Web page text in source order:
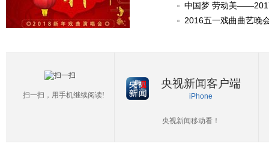
中国梦 劳动美
2016五一戏曲曲艺晚
扫一扫，用手机继续阅读!
央视新闻客户端
iPhone
央视新闻移动看！